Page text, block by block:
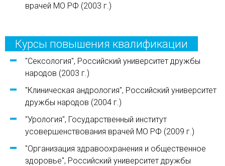
врачей МО РФ (2003 г.)
Курсы повышения квалификации
"Сексология", Российский университет дружбы
народов (2003 г.)
"Клиническая андрология", Российский университет
дружбы народов (2004 г.)
"Урология", Государственный институт
усовершенствования врачей МО РФ (2009 г.)
"Организация здравоохранения и общественное
здоровье", Российский университет дружбы